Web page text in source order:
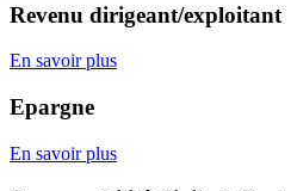
Revenu dirigeant/exploitant
En savoir plus
Epargne
En savoir plus